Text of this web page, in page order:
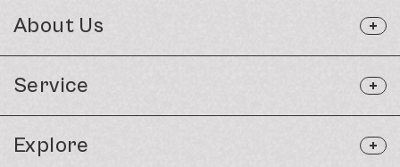
About Us
Service
Explore